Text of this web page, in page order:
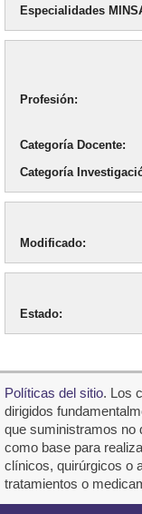
Especialidades
Profesión
Categoría Docente
Categoría
Modificado
Estado
Polí­ticas del sitio. Los
dirigidos
que suministramos no
como base para
clínicos, quirúrgicos o
tratamientos o